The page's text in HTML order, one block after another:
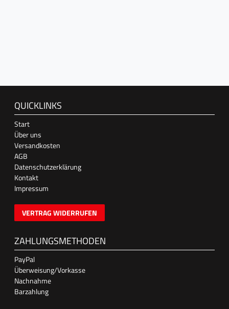
QUICKLINKS
Start
Über uns
Versandkosten
AGB
Datenschutzerklärung
Kontakt
Impressum
VERTRAG WIDERRUFEN
ZAHLUNGSMETHODEN
PayPal
Überweisung/Vorkasse
Nachnahme
Barzahlung